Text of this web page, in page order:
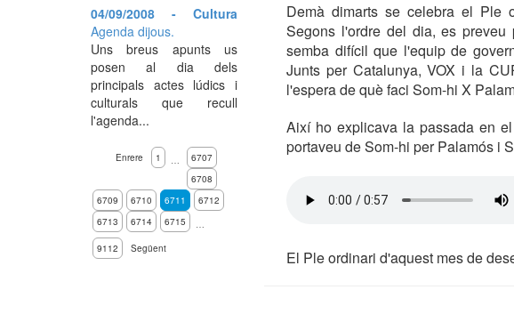
Demà dimarts se celebra el Ple
Segons l'ordre del dia, es
semba difícil que l'equip de
Junts per Catalunya, VOX i la
l'espera de què faci Som-hi X
Així ho explicava la passada en
portaveu de Som-hi per Palamós i
El Ple ordinari d'aquest mes de
04/09/2008 - Cultura
Agenda dijous.
Uns breus apunts us
posen al dia dels
principals actes lúdics i
culturals que recull
l'agenda...
Enrere 1 …
6707
6708
6709
6710 6711
6712
6713
6714 6715
…
9112
Següent